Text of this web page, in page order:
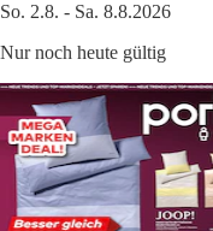
So. 2.8. - Sa. 8.8.2026
Nur noch heute gültig